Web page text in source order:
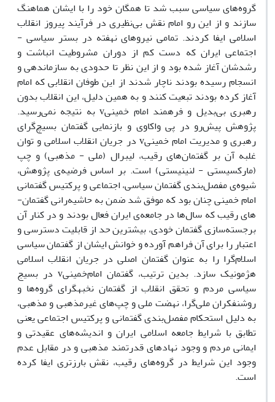
گروه‌­های سیاسی سبب شد تا همگان خود را با ایشان هماهنگ
سازند و از این‌ رو امام نقش بی‌نظیری در فرآیند پیروز انقلاب
‌اسلامی ایفا کردند. تمامی نیروهای نهفته در بستر سیاسی -
اجتماعی ایران که دست ‌کم از دوران مشروطیت انباشت و
رشدشان آغاز شده بود و از این‌ نظر تا حدودی به‌ سازماندهی و
انسجام رسیده بودند ناچار شدند از این طوفان انقلابی که امام
آغاز کرده بودند تبعیت کنند و به ‌همین دلیل، این انقلاب بدون
رهبری بی­‌بدیل و فرهمند امام خمینیv به نتیجه نمی­‌رسید.
پژوهش پیش­‌رو در پی واکاوی و بازنمایی گفتمان بسیچ­‌گرای
رهبری و مدیریت امام خمینیv در جریان انقلاب ‌اسلامی و توان
غلبه آن بر گفتمان­‌های رقیب، لیبرال (ملی - مذهبی) و چپ
(مارکسیستی - لنینیستی) است. بر اساس فرضیه­‌ی پژوهش،
شیوه­‌ی مفصل­‌بندی گفتمان سیاسی، اجتماعی و پرکتیس گفتمانی
امام‌ خمینی چنان بود که موفق شد ضمن به‌ حاشیه‌­رانی گفتمان‌­
های رقیب که سال‌­ها در جامعه‌­ی ایران فعال بودند و در کنار آن
برجسته‌­سازی گفتمان خودی، بیشترین حد از قابلیت دسترسی و
اعتبار را برای آن فراهم آورده و خوانش ایشان از گفتمان سیاسی
اسلام‌­گرا را به ‌عنوان گفتمان اصلی در جریان انقلاب ‌اسلامی
هژمونیک سازد. بدین ‌ترتیب، گفتمان امام‌خمینیv در بسیج
سیاسی مردم و تحقق انقلاب از گفتمان نخبه­گرای گروه­‌ها و
روشنفکران ملی­‌گرا، نهضت ‌ملی و چپ­‌های غیرمذهبی و مذهبی،
به‌ دلیل استحکام مفصل­‌بندی گفتمانی و پرکتیس اجتماعی یعنی
تطابق با شرایط جامعه اسلامی ایران و اندیشه‌­های عقیدتی و
ایمانی مردم و وجود نهادهای قدرتمند مذهبی و در مقابل عدم
وجود این شرایط در گروه‌­های رقیب، نقش بارزتری ایفا کرده
است.